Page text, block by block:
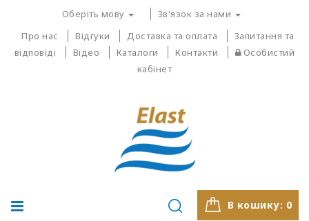
Оберіть мову
Зв'язок за нами
Про нас
Відгуки Доставка та оплата
Запитання та
відповіді
Відео Каталоги Контакти
Особистий
кабінет
В кошику: 0